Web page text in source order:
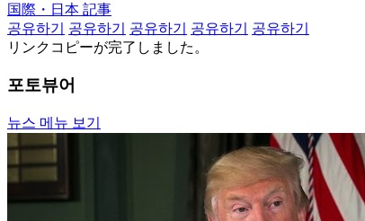
国際・日本 記事
공유하기
공유하기 공유하기 공유하기
공유하기
リンクコピーが完了しました。
포토뷰어
뉴스 메뉴 보기